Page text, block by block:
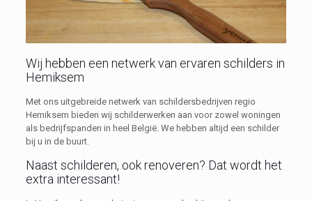
Wij hebben een netwerk van ervaren schilders in
Hemiksem
Met ons uitgebreide netwerk van schildersbedrijven regio
Hemiksem bieden wij schilderwerken aan voor zowel woningen
als bedrijfspanden in heel België. We hebben altijd een schilder
bij u in de buurt.
Naast schilderen, ook renoveren? Dat wordt het
extra interessant!